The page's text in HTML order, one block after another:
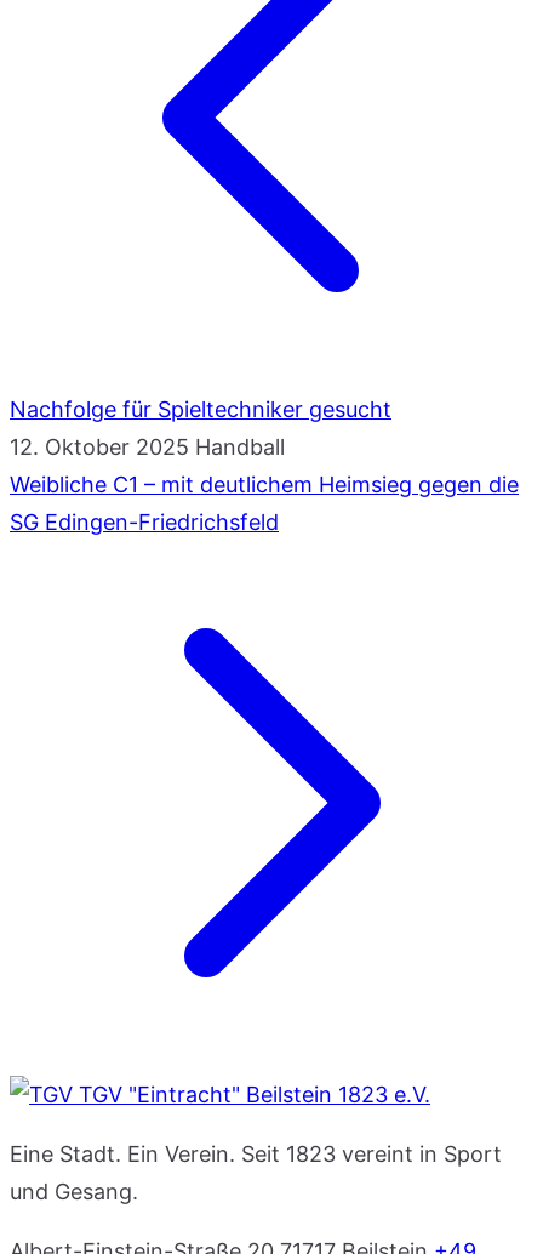
Nachfolge für Spieltechniker gesucht
12. Oktober 2025 Handball
Weibliche C1 – mit deutlichem Heimsieg gegen die
SG Edingen-Friedrichsfeld
TGV "Eintracht" Beilstein 1823 e.V.
Eine Stadt. Ein Verein. Seit 1823 vereint in Sport
und Gesang.